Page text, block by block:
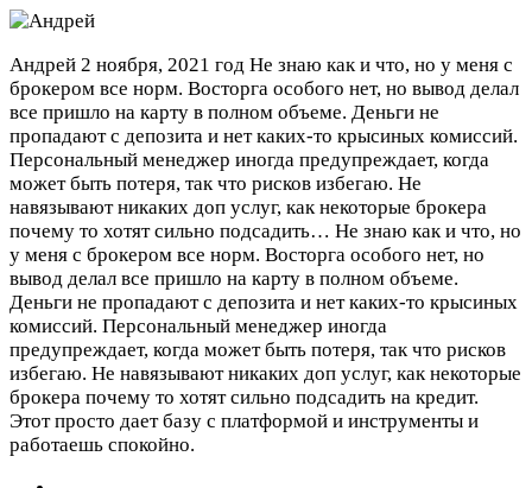
Андрей 2 ноября, 2021 год Не знаю как и что, но у меня с
брокером все норм. Восторга особого нет, но вывод делал
все пришло на карту в полном объеме. Деньги не
пропадают с депозита и нет каких-то крысиных комиссий.
Персональный менеджер иногда предупреждает, когда
может быть потеря, так что рисков избегаю. Не
навязывают никаких доп услуг, как некоторые брокера
почему то хотят сильно подсадить… Не знаю как и что, но
у меня с брокером все норм. Восторга особого нет, но
вывод делал все пришло на карту в полном объеме.
Деньги не пропадают с депозита и нет каких-то крысиных
комиссий. Персональный менеджер иногда
предупреждает, когда может быть потеря, так что рисков
избегаю. Не навязывают никаких доп услуг, как некоторые
брокера почему то хотят сильно подсадить на кредит.
Этот просто дает базу с платформой и инструменты и
работаешь спокойно.